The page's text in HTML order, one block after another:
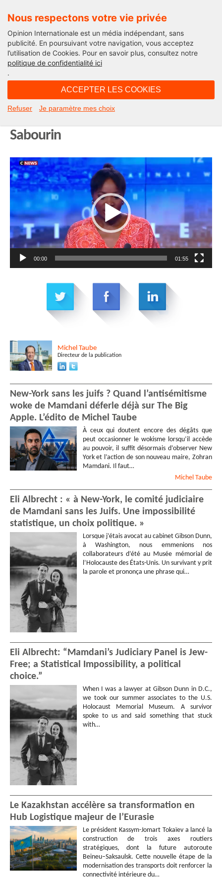
Nous respectons votre vie privée
Opinion Internationale est un média indépendant, sans
publicité. En poursuivant votre navigation, vous acceptez
l’utilisation de Cookies. Pour en savoir plus, consultez notre
politique de confidentialité ici
.
ACCEPTER LES COOKIES
Refuser Je paramètre mes choix
Edito
Michel Taube salue l’Immortelle
Sabourin
Lecteur
vidéo
00:00 01:55
Michel Taube
Directeur de la publication
New-York sans les juifs ? Quand l’antisémitisme
woke de Mamdani déferle déjà sur The Big
Apple. L’édito de Michel Taube
À ceux qui doutent encore des dégâts que
peut occasionner le wokisme lorsqu’il accède
au pouvoir, il suffit désormais d’observer New
York et l’action de son nouveau maire, Zohran
Mamdani. Il faut…
Michel Taube
Eli Albrecht : « à New-York, le comité judiciaire
de Mamdani sans les Juifs. Une impossibilité
statistique, un choix politique. »
Lorsque j’étais avocat au cabinet Gibson Dunn,
à Washington, nous emmenions nos
collaborateurs d’été au Musée mémorial de
l’Holocauste des États-Unis. Un survivant y prit
la parole et prononça une phrase qui…
Eli Albrecht: “Mamdani’s Judiciary Panel is Jew-
Free; a Statistical Impossibility, a political
choice.”
When I was a lawyer at Gibson Dunn in D.C.,
we took our summer associates to the U.S.
Holocaust Memorial Museum. A survivor
spoke to us and said something that stuck
with…
Le Kazakhstan accélère sa transformation en
Hub Logistique majeur de l’Eurasie
Le président Kassym-Jomart Tokaïev a lancé la
construction de trois axes routiers
stratégiques, dont la future autoroute
Beineu–Saksaulsk. Cette nouvelle étape de la
modernisation des transports doit renforcer la
connectivité intérieure du…